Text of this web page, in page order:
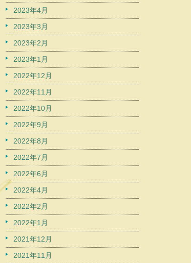
2023年4月
2023年3月
2023年2月
2023年1月
2022年12月
2022年11月
2022年10月
2022年9月
2022年8月
2022年7月
2022年6月
2022年4月
2022年2月
2022年1月
2021年12月
2021年11月